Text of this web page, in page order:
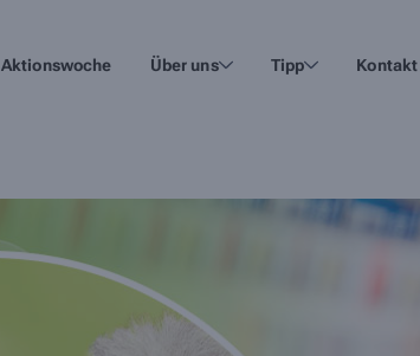
Aktionswoche Über uns Tipp Kontakt